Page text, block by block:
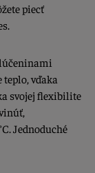
piecť
vďaka
svojej flexibilite
Jednoduché